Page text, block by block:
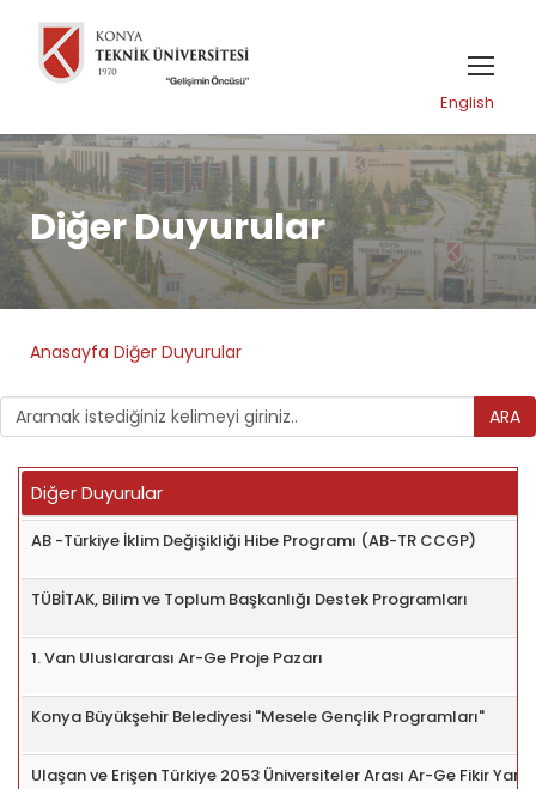
English
Diğer Duyurular
Anasayfa Diğer Duyurular
ARA
Diğer Duyurular
AB -Türkiye İklim Değişikliği Hibe Programı (AB-TR CCGP)
TÜBİTAK, Bilim ve Toplum Başkanlığı Destek Programları
1. Van Uluslararası Ar-Ge Proje Pazarı
Konya Büyükşehir Belediyesi "Mesele Gençlik Programları"
Ulaşan ve Erişen Türkiye 2053 Üniversiteler Arası Ar-Ge Fikir